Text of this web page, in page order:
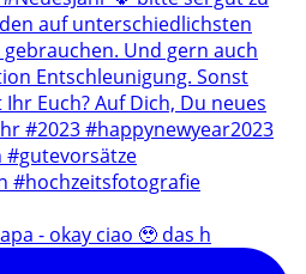
- okay ciao 🥹 das h